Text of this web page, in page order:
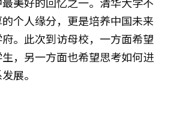
个人缘分，更是培养中国未来
。此次到访母校，一方面希望
，另一方面也希望思考如何进
展。